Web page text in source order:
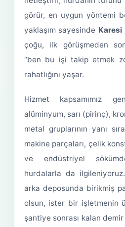
görür, en uygun yöntemi
yaklaşım sayesinde Karesi
çoğu, ilk görüşmeden
“ben bu işi takip etmek
rahatlığını yaşar.
Hizmet kapsamımız
alüminyum, sarı (pirinç),
metal gruplarının yanı
makine parçaları, çelik
ve endüstriyel
hurdalarla da
arka deposunda birikmiş
olsun, ister bir işletmenin
şantiye sonrası kalan demir